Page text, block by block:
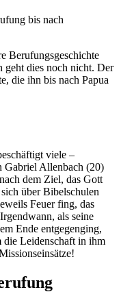
bis nach
Berufungsgeschichte
geht dies noch nicht. Der
die ihn bis nach Papua
viele –
Gabriel Allenbach (20)
dem Ziel, das Gott
über Bibelschulen
Feuer fing, das
als seine
Ende entgegenging,
die Leidenschaft in ihm